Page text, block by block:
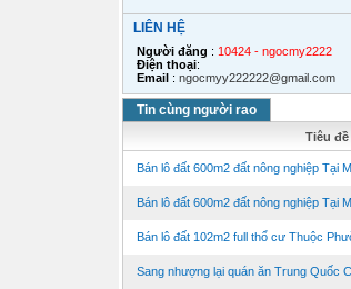
LIÊN HỆ
Người đăng : 10424 - ngocmy2222
Điện thoại:
Email: ngocmyy222222@gmail.com
Tin cùng người rao
Tiêu đề
Bán lô đất 600m2 đất nông nghiệp Tại
Bán lô đất 600m2 đất nông nghiệp Tại
Bán lô đất 102m2 full thổ cư Thuộc
Sang nhượng lại quán ăn Trung Quốc